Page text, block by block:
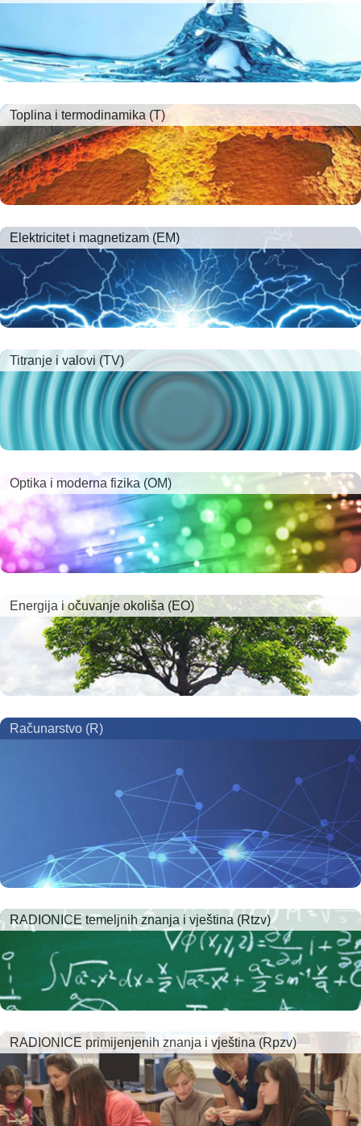
Toplina i termodinamika (T)
Elektricitet i magnetizam (EM)
Titranje i valovi (TV)
Optika i moderna fizika (OM)
Energija i očuvanje okoliša (EO)
Računarstvo (R)
RADIONICE temeljnih znanja i vještina (Rtzv)
RADIONICE primijenjenih znanja i vještina (Rpzv)